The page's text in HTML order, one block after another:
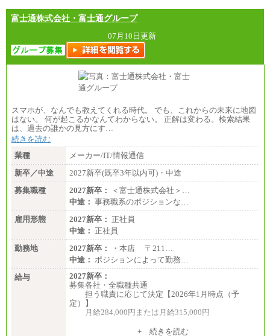
㉒月給185,000 円以上
㉓月給224,500円以上
異なります
※試用期間中も給与に変更はございません。
富士通株式会社・富士通グループ
07月10日更新
スマホが、なんでも教えてくれる時代。 でも、これからの未来に地図
はない。 何が起こるかなんてわからない。 正解は変わる。検索結果
は、過去の誰かの見方にす…
続きを読む
業種
メーカー/IT/情報通信
新卒／中途
2027新卒(既卒3年以内可)・中途
募集職種
2027新卒：
＜富士通株式会社＞…
中途： 事務職系のポジションな…
雇用形態
2027新卒： 正社員
中途： 正社員
勤務地
2027新卒：
・本店 〒211…
中途： ポジションによって勤務…
給与
2027新卒：
募集各社・全職種共通
担う職責に応じて決定【2026年1月時点（予
定）】
月給284,000円または月給315,000円
※入社後早期から、自律的な業務遂行が求めら
+ 続きを読む